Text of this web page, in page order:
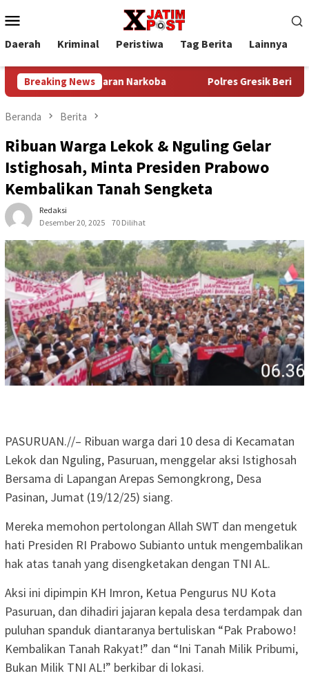
ke
kontenMobile
Daerah Kriminal Peristiwa Tag Berita Lainnya
Breaking News
Peredaran Narkoba Polres Gresik Beri Reward
Beranda Berita
Ribuan Warga Lekok & Nguling Gelar
Istighosah, Minta Presiden Prabowo
Kembalikan Tanah Sengketa
Redaksi
Desember 20, 2025
70 Dilihat
PASURUAN.//– Ribuan warga dari 10 desa di Kecamatan
Lekok dan Nguling, Pasuruan, menggelar aksi Istighosah
Bersama di Lapangan Arepas Semongkrong, Desa
Pasinan, Jumat (19/12/25) siang.
Mereka memohon pertolongan Allah SWT dan mengetuk
hati Presiden RI Prabowo Subianto untuk mengembalikan
hak atas tanah yang disengketakan dengan TNI AL.
Aksi ini dipimpin KH Imron, Ketua Pengurus NU Kota
Pasuruan, dan dihadiri jajaran kepala desa terdampak dan
puluhan spanduk diantaranya bertuliskan “Pak Prabowo!
Kembalikan Tanah Rakyat!” dan “Ini Tanah Milik Pribumi,
Bukan Milik TNI AL!” berkibar di lokasi.